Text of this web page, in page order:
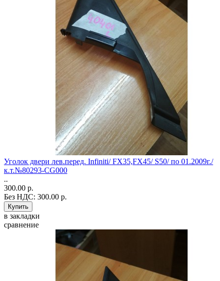
Уголок двери лев.перед. Infiniti/ FX35,FX45/ S50/ по 01.2009г./
к.т.№80293-CG000
..
300.00 р.
Без НДС: 300.00 р.
в закладки
сравнение